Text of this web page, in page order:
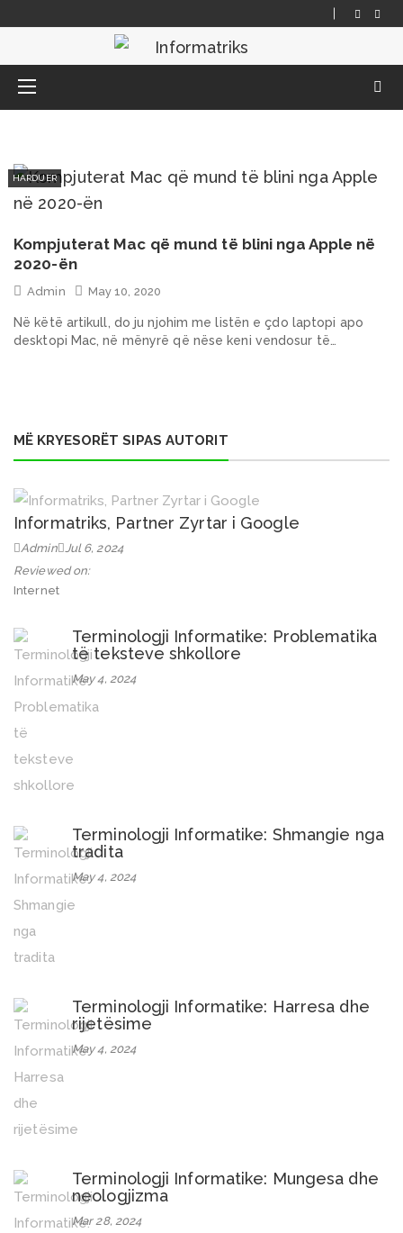
HARDUER
Kompjuterat Mac që mund të blini nga Apple në
2020-ën
Admin May 10, 2020
Në këtë artikull, do ju njohim me listën e çdo laptopi apo
desktopi Mac, në mënyrë që nëse keni vendosur të…
MË KRYESORËT SIPAS AUTORIT
Informatriks, Partner Zyrtar i Google
Admin Jul 6, 2024
Reviewed on:
Internet
Terminologji Informatike: Problematika
të teksteve shkollore
May 4, 2024
Terminologji Informatike: Shmangie nga
tradita
May 4, 2024
Terminologji Informatike: Harresa dhe
rijetësime
May 4, 2024
Terminologji Informatike: Mungesa dhe
neologjizma
Mar 28, 2024